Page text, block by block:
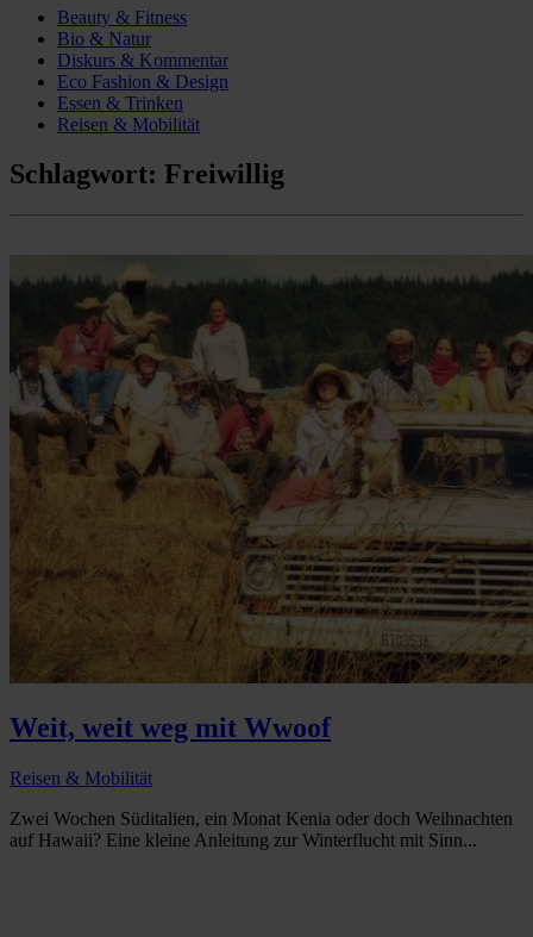
Beauty & Fitness
Bio & Natur
Diskurs & Kommentar
Eco Fashion & Design
Essen & Trinken
Reisen & Mobilität
Schlagwort: Freiwillig
Weit, weit weg mit Wwoof
Reisen & Mobilität
Zwei Wochen Süditalien, ein Monat Kenia oder doch Weihnachten
auf Hawaii? Eine kleine Anleitung zur Winterflucht mit Sinn...